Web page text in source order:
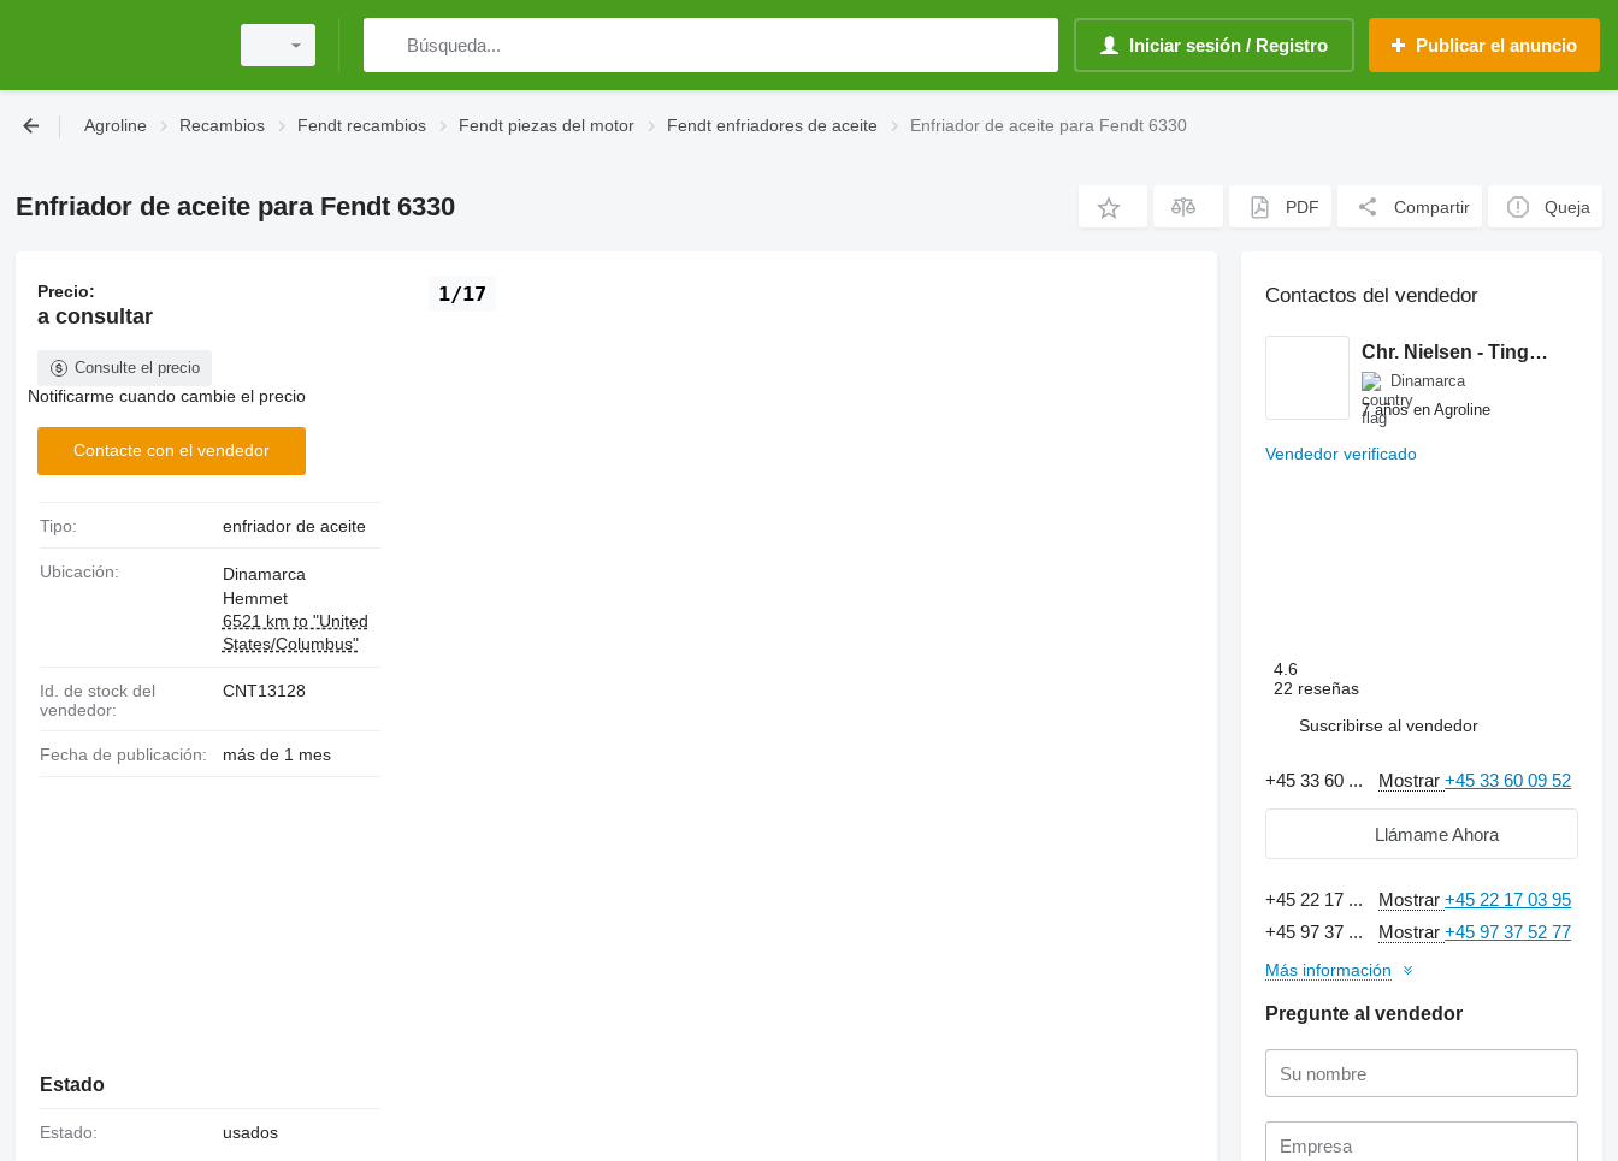
Iniciar sesión / Registro Publicar el anuncio
Agroline Recambios Fendt recambios Fendt piezas del motor Fendt enfriadores de aceite Enfriador de aceite para Fendt 6330
Enfriador de aceite para Fendt 6330 PDF Compartir Queja
1/17
Precio:
a consultar
Consulte el precio
Notificarme cuando cambie el precio
Contacte con el vendedor
Tipo: enfriador de aceite
Ubicación:
Dinamarca
Hemmet
6521 km to "United
States/Columbus"
Id. de stock del
vendedor:
CNT13128
Fecha de publicación: más de 1 mes
Estado
Estado: usados
Contactos del vendedor
Chr. Nielsen - Tingheden A/S
Dinamarca
7 años en Agroline
Vendedor verificado
4.6
22 reseñas
Suscribirse al vendedor
+45 33 60 ... Mostrar+45 33 60 09 52
Llámame Ahora
+45 22 17 ... Mostrar+45 22 17 03 95
+45 97 37 ...
Mostrar+45 97 37 52 77
Más información
Pregunte al vendedor